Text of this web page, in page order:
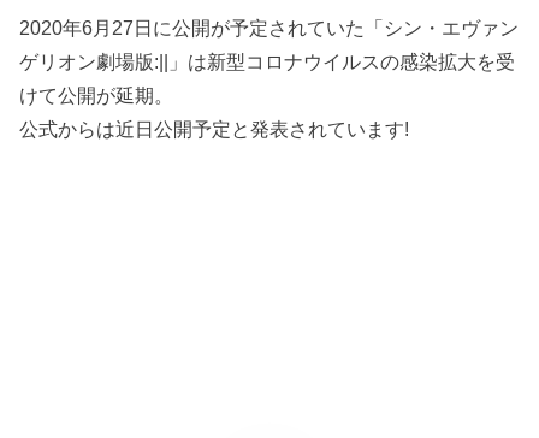
2020年6月27日に公開が予定されていた「シン・エヴァン
ゲリオン劇場版:||」は新型コロナウイルスの感染拡大を受
けて公開が延期。
公式からは近日公開予定と発表されています!